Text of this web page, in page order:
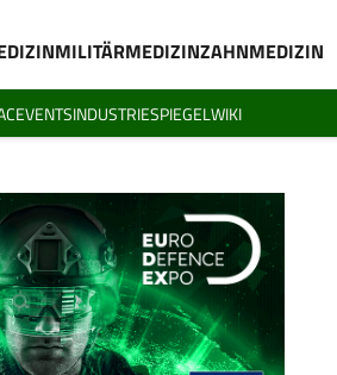
MILITÄRMEDIZINZAHNMEDIZIN
EVENTSINDUSTRIESPIEGELWIKI